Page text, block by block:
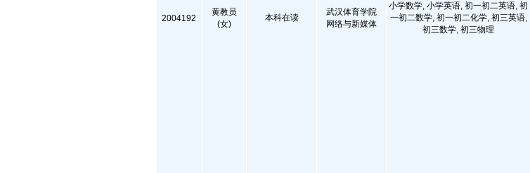
2004192
黄教员
(女)
本科在读
武汉体育学院
网络与新媒体
小学数学, 小学英语, 初一初二英语, 初
一初二数学, 初一初二化学, 初三英语,
初三数学, 初三物理